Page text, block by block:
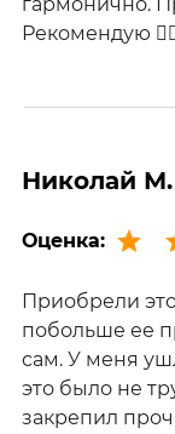
Рекомендую
Николай М.
Оценка:
Приобрели
побольше ее
сам. У меня
это было не
закрепил